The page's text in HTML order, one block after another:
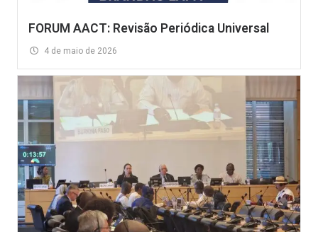
FORUM AACT: Revisão Periódica Universal
4 de maio de 2026